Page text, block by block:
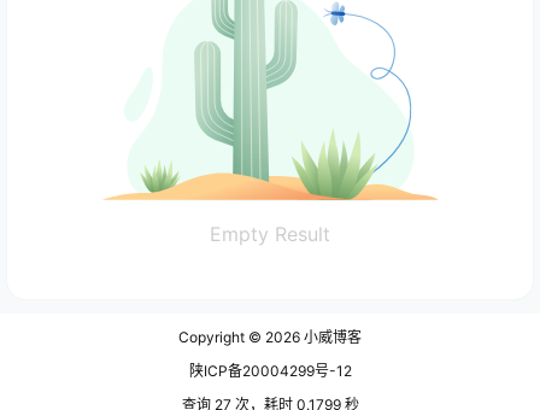
Empty Result
Copyright © 2026 小威博客
陕ICP备20004299号-12
查询 27 次，耗时 0.1799 秒